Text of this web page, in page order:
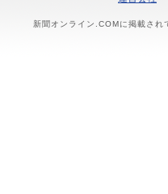
新聞オンライン.COMに掲載され